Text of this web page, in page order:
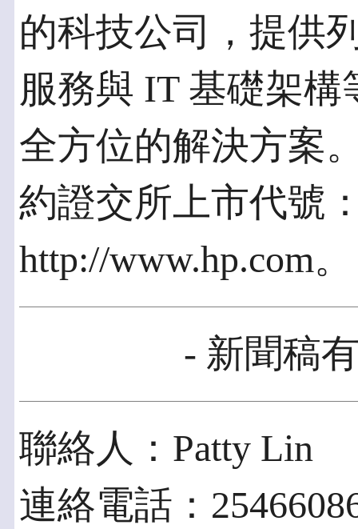
的科技公司，提供
服務與 IT 基礎架
全方位的解決方案
約證交所上市代號
http://www.hp.com。
- 新聞稿
聯絡人：Patty Lin
連絡電話：